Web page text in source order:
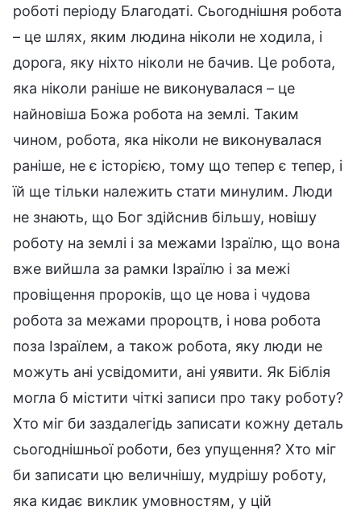
роботі періоду Благодаті. Сьогоднішня робота
– це шлях, яким людина ніколи не ходила, і
дорога, яку ніхто ніколи не бачив. Це робота,
яка ніколи раніше не виконувалася – це
найновіша Божа робота на землі. Таким
чином, робота, яка ніколи не виконувалася
раніше, не є історією, тому що тепер є тепер, і
їй ще тільки належить стати минулим. Люди
не знають, що Бог здійснив більшу, новішу
роботу на землі і за межами Ізраїлю, що вона
вже вийшла за рамки Ізраїлю і за межі
провіщення пророків, що це нова і чудова
робота за межами пророцтв, і нова робота
поза Ізраїлем, а також робота, яку люди не
можуть ані усвідомити, ані уявити. Як Біблія
могла б містити чіткі записи про таку роботу?
Хто міг би заздалегідь записати кожну деталь
сьогоднішньої роботи, без упущення? Хто міг
би записати цю величнішу, мудрішу роботу,
яка кидає виклик умовностям, у цій